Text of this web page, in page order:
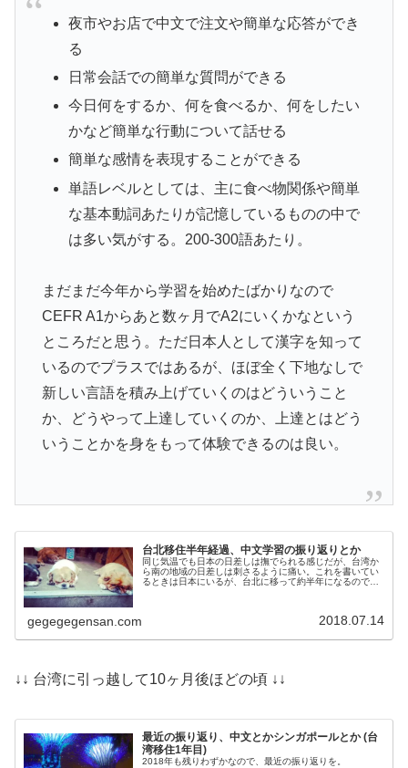
夜市やお店で中文で注文や簡単な応答ができ
る
日常会話での簡単な質問ができる
今日何をするか、何を食べるか、何をしたい
かなど簡単な行動について話せる
簡単な感情を表現することができる
単語レベルとしては、主に食べ物関係や簡単
な基本動詞あたりが記憶しているものの中で
は多い気がする。200-300語あたり。
まだまだ今年から学習を始めたばかりなので
CEFR A1からあと数ヶ月でA2にいくかなという
ところだと思う。ただ日本人として漢字を知って
いるのでプラスではあるが、ほぼ全く下地なしで
新しい言語を積み上げていくのはどういうこと
か、どうやって上達していくのか、上達とはどう
いうことかを身をもって体験できるのは良い。
台北移住半年経過、中文学習の振り返りとか
同じ気温でも日本の日差しは撫でられる感じだが、台湾か
ら南の地域の日差しは刺さるように痛い。これを書いてい
るときは日本にいるが、台北に移って約半年になるので自
gegegegensan.com 2018.07.14
↓↓ 台湾に引っ越して10ヶ月後ほどの頃 ↓↓
最近の振り返り、中文とかシンガポールとか (台
湾移住1年目)
2018年も残りわずかなので、最近の振り返りを。